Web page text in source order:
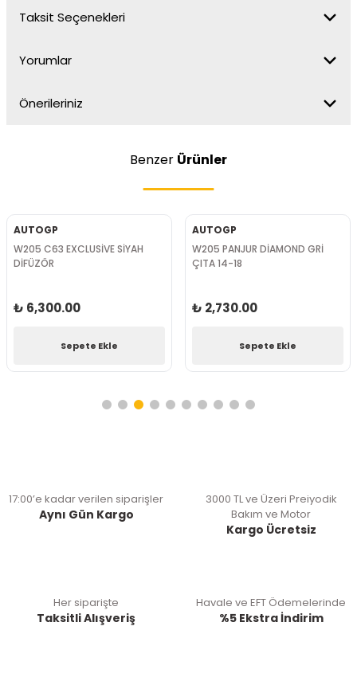
Taksit Seçenekleri
Yorumlar
Önerileriniz
Benzer Ürünler
AUTOGP
W205 C63 EXCLUSİVE SİYAH
DİFÜZÖR
₺ 6,300.00
Sepete Ekle
AUTOGP
W205 PANJUR DİAMOND GRİ
ÇITA 14-18
₺ 2,730.00
Sepete Ekle
17:00’e kadar verilen siparişler
Aynı Gün Kargo
3000 TL ve Üzeri Preiyodik
Bakım ve Motor
Kargo Ücretsiz
Her siparişte
Taksitli Alışveriş
Havale ve EFT Ödemelerinde
%5 Ekstra İndirim